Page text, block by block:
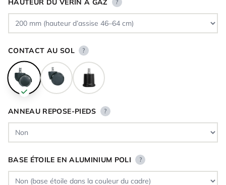
HAUTEUR DU VÉRIN À GAZ ?
CONTACT AU SOL ?
ANNEAU REPOSE-PIEDS ?
BASE ÉTOILE EN ALUMINIUM POLI ?